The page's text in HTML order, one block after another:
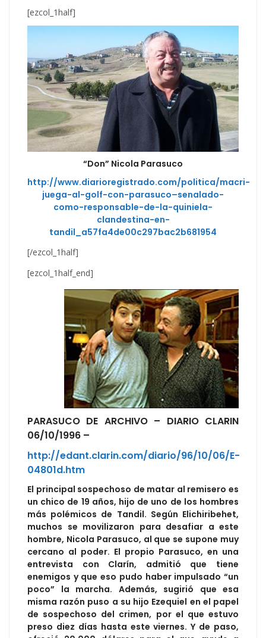
[ezcol_1half]
“Don” Nicola Parasuco
http://www.diarioregistrado.com/politica/macri-
juega-al-golf-con-parasuco–senalado-
como-responsable-de-la-quiniela-
clandestina-en-
tandil_a57fa4de00c297bac2b681954
[/ezcol_1half]
[ezcol_1half_end]
PARASUCO DE ARCHIVO – DIARIO CLARIN
06/10/1996 –
http://edant.clarin.com/diario/96/10/06/E-
04801d.htm
El principal sospechoso de matar al remisero es
un chico de 19 años, hijo de uno de los hombres
más polémicos de Tandil. Según Elichiribehet,
muchos se movilizaron para desafiar a este
hombre, Nicola Parasuco, al que se supone muy
cercano al poder. El propio Parasuco, en una
entrevista con Clarín, admitió que tiene
enemigos y que eso pudo haber impulsado “un
poco” la marcha. Además, sugirió que esa
misma razón puso a su hijo Ezequiel en el papel
de sospechoso del crimen, por el que estuvo
preso diez días hasta este viernes. Y de paso,